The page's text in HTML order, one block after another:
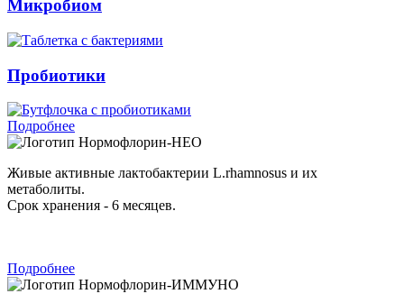
Микробиом
Пробиотики
Подробнее
Нормофлорин-НЕО
Живые активные лактобактерии L.rhamnosus и их
метаболиты.
Срок хранения - 6 месяцев.
Подробнее
Нормофлорин-ИММУНО